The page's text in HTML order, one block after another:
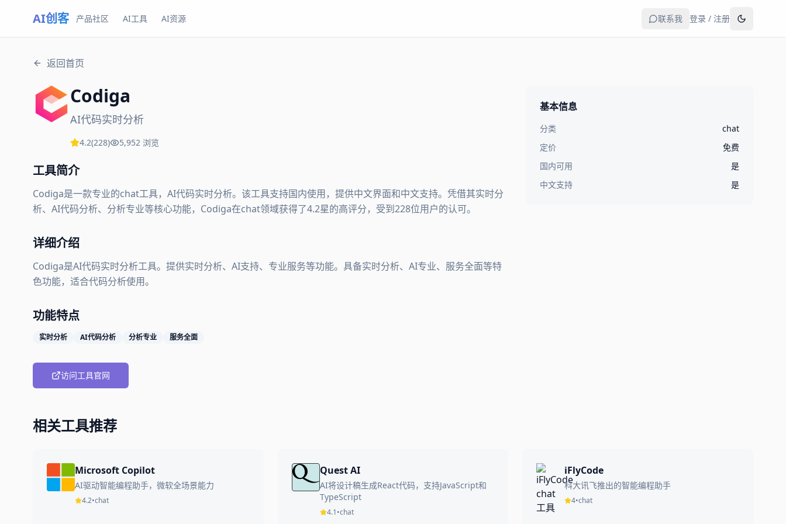
AI创客 产品社区 AI工具 AI资源 联系我 登录 / 注册
返回首页
Codiga
AI代码实时分析
4.2(228) 5,952 浏览
工具简介
Codiga是一款专业的chat工具，AI代码实时分析。该工具支持国内使用，提供中文界面和中文支持。凭借其实时分
析、AI代码分析、分析专业等核心功能，Codiga在chat领域获得了4.2星的高评分，受到228位用户的认可。
详细介绍
Codiga是AI代码实时分析工具。提供实时分析、AI支持、专业服务等功能。具备实时分析、AI专业、服务全面等特
色功能，适合代码分析使用。
功能特点
实时分析 AI代码分析 分析专业 服务全面
访问工具官网
基本信息
分类
chat
定价
免费
国内可用
是
中文支持
是
相关工具推荐
Microsoft Copilot
AI驱动智能编程助手，微软全场景能力
4.2•chat
Quest AI
AI将设计稿生成React代码，支持JavaScript和
TypeScript
4.1•chat
iFlyCode
科大讯飞推出的智能编程助手
4•chat